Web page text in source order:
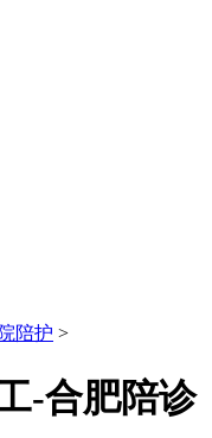
陪护 >
-合肥陪诊